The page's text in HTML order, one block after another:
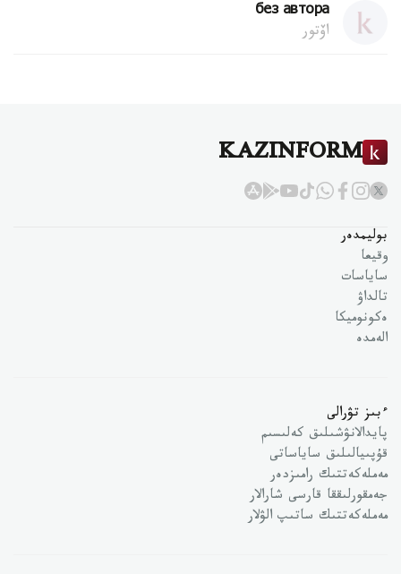
без автора
اۆتور
KAZINFORM
بوليمدەر
وقيعا
ساياسات
تالداۋ
ەكونوميكا
الەمدە
ءبىز تۋرالى
پايدالانۋشىلىق كەلىسىم
قۇپىيالىلىق ساياساتى
مەملەكەتتىك رامىزدەر
جەمقورلىققا قارسى شارالار
مەملەكەتتىك ساتىپ الۋلار